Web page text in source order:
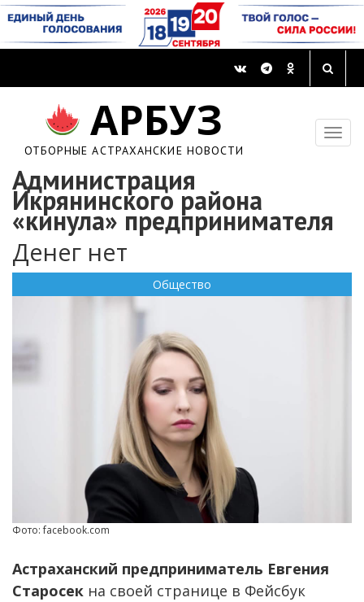
АРБУЗ
ОТБОРНЫЕ АСТРАХАНСКИЕ НОВОСТИ
Администрация
Икрянинского района
«кинула» предпринимателя
Денег нет
Общество
Фото: facebook.com
Астраханский предприниматель Евгения
Старосек на своей странице в Фейсбук